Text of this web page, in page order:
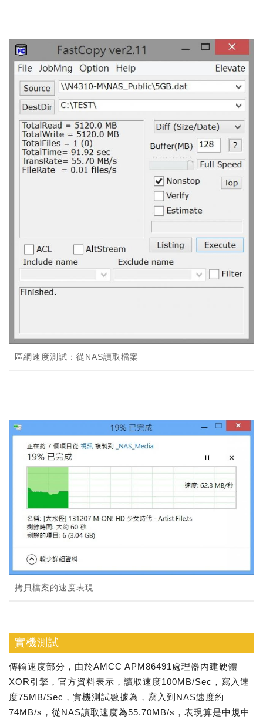
區網速度測試：從NAS讀取檔案
拷貝檔案的速度表現
實機測試
傳輸速度部分，由於AMCC APM86491處理器內建硬體
XOR引擎，官方資料表示，讀取速度100MB/Sec，寫入速
度75MB/Sec，實機測試數據為，寫入到NAS速度約
74MB/s，從NAS讀取速度為55.70MB/s，表現算是中規中